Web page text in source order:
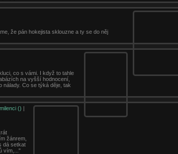
že pán hokejista sklouzne a ty se do něj
co s vámi. I když to tahle
na vyšší hodnocení,
nálady. Co se týká děje, tak
() |
žánrem,
dá setkat
vím,..."